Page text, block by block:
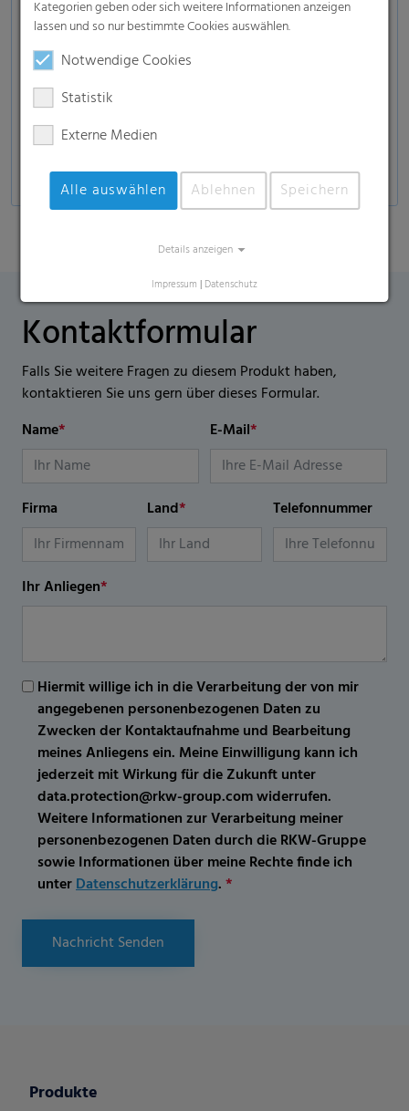
Runderneuerung
Faserverbundwerkstoffe
Glasindustrie
Kontaktformular
Falls Sie weitere Fragen zu diesem Produkt haben,
kontaktieren Sie uns gern über dieses Formular.
Name* E-Mail*
Firma Land* Telefonnummer
Ihr Anliegen*
Hiermit willige ich in die Verarbeitung der von mir
angegebenen personenbezogenen Daten zu
Zwecken der Kontaktaufnahme und Bearbeitung
meines Anliegens ein. Meine Einwilligung kann ich
jederzeit mit Wirkung für die Zukunft unter
data.protection@rkw-group.com widerrufen.
Weitere Informationen zur Verarbeitung meiner
personenbezogenen Daten durch die RKW-Gruppe
sowie Informationen über meine Rechte finde ich
unterDatenschutzerklärung.*
Nachricht Senden
Kategorien geben oder sich weitere Informationen anzeigen
lassen und so nur bestimmte Cookies auswählen.
Notwendige Cookies
Statistik
Externe Medien
Alle auswählen Ablehnen Speichern
Details anzeigen
Impressum | Datenschutz
Produkte